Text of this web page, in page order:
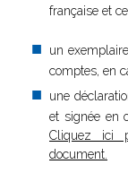
française et
un
comptes, en
une
et signée en
Cliquez ici
document.